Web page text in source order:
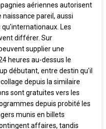
aériennes autorisent
naissance pareil, aussi
Les
différer. Sur
supplier une
heures au-dessus le
débutant, entre destin qu'il
depuis la similaire
sont gratuites vers les
depuis probité les
munis en billets
affaires, tandis